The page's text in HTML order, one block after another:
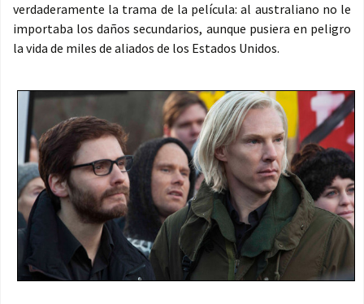
verdaderamente la trama de la película: al australiano no le
importaba los daños secundarios, aunque pusiera en peligro
la vida de miles de aliados de los Estados Unidos.